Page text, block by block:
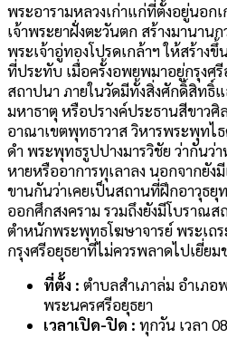
พระอารามหลวงเก่าแก่ที่ตั้งอยู่นอก
เจ้าพระยาฝั่งตะวันตก สร้างมานาน
พระเจ้าอู่ทองโปรดเกล้าฯ ให้สร้าง
ที่ประทับ เมื่อครั้งอพยพมาอยู่กรุงศ
สถาปนา ภายในวัดมีทั้งสิ่งศักดิ์สิทธิ์
มหาธาตุ หรือปรางค์ประธานสีขาว
อาณาเขตพุทธาวาส วิหารพระพุทไ
ดำ พระพุทธรูปปางมารวิชัย ว่ากันว่
หายหรืออาการทุเลาลง นอกจากยัง
ขานกันว่าเคยเป็นสถานที่ฝึกอาวุธ
ออกศึกสงคราม รวมถึงยังมีโบราณส
ตำหนักพระพุทธโฆษาจารย์ พระเถ
กรุงศรีอยุธยาที่ไม่ควรพลาดไปเยี่ยม
ที่ตั้ง : ตำบลสำเภาล่ม อำเภอ
พระนครศรีอยุธยา
เวลาเปิด-ปิด : ทุกวัน เวลา